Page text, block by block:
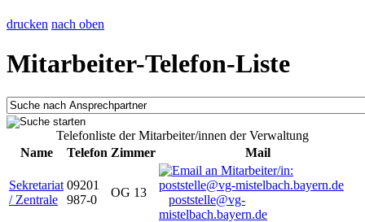
drucken nach oben
Mitarbeiter-Telefon-Liste
Telefonliste der Mitarbeiter/innen der Verwaltung
Name
Telefon Zimmer Mail
Sekretariat
/ Zentrale
09201
987-0
OG 13
poststelle@vg-
mistelbach.bayern.de